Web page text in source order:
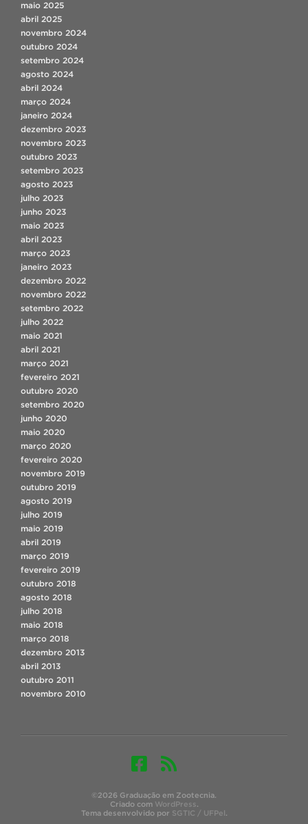
maio 2025
abril 2025
novembro 2024
outubro 2024
setembro 2024
agosto 2024
abril 2024
março 2024
janeiro 2024
dezembro 2023
novembro 2023
outubro 2023
setembro 2023
agosto 2023
julho 2023
junho 2023
maio 2023
abril 2023
março 2023
janeiro 2023
dezembro 2022
novembro 2022
setembro 2022
julho 2022
maio 2021
abril 2021
março 2021
fevereiro 2021
outubro 2020
setembro 2020
junho 2020
maio 2020
março 2020
fevereiro 2020
novembro 2019
outubro 2019
agosto 2019
julho 2019
maio 2019
abril 2019
março 2019
fevereiro 2019
outubro 2018
agosto 2018
julho 2018
maio 2018
março 2018
dezembro 2013
abril 2013
outubro 2011
novembro 2010
©2026 Graduação em Zootecnia.
Criado com WordPress.
Tema desenvolvido por SGTIC / UFPel.